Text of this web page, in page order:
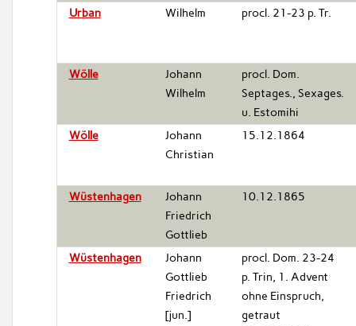
Urban Wilhelm procl. 21-23 p. Tr.
Wölle
Johann
Wilhelm
procl. Dom.
Septages., Sexages.
u. Estomihi
Wölle
Johann
Christian
15.12.1864
Wüstenhagen
Johann
Friedrich
Gottlieb
10.12.1865
Wüstenhagen
Johann
Gottlieb
Friedrich
[jun.]
procl. Dom. 23-24
p. Trin, 1. Advent
ohne Einspruch,
getraut